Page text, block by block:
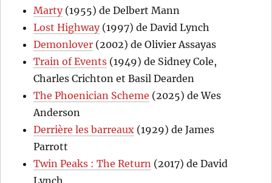
Marty(1955) de Delbert Mann
Lost Highway(1997) de David Lynch
Demonlover (2002) de Olivier Assayas
Train of Events (1949) de Sidney Cole,
Charles Crichton et Basil Dearden
The Phoenician Scheme (2025) de Wes
Anderson
Derrière les barreaux (1929) de James
Parrott
Twin Peaks : The Return (2017) de David